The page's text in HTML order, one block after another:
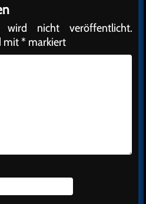
wird nicht veröffentlicht.
mit* markiert